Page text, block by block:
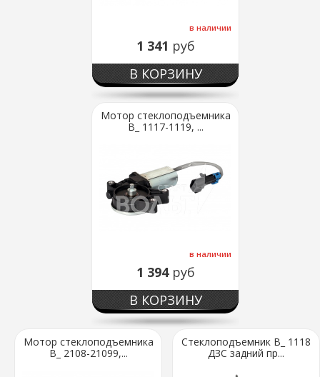
в наличии
1 341 руб
В КОРЗИНУ
Мотор стеклоподъемника
В_ 1117-1119, ...
в наличии
1 394 руб
В КОРЗИНУ
Мотор стеклоподъемника
В_ 2108-21099,...
Стеклоподъемник В_ 1118
ДЗС задний пр...